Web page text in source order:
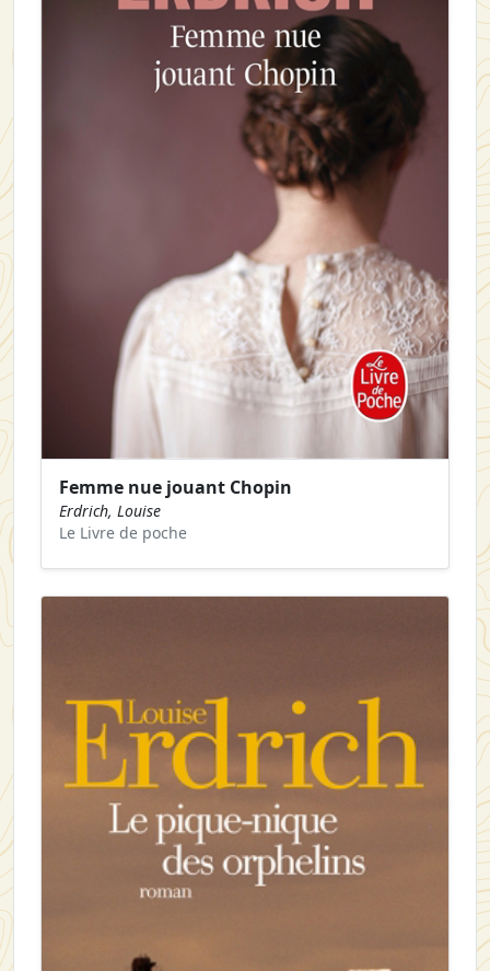
Femme nue jouant Chopin
Erdrich, Louise
Le Livre de poche